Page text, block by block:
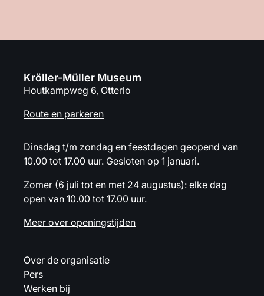
Kröller-Müller Museum
Houtkampweg 6, Otterlo
Route en parkeren
Dinsdag t/m zondag en feestdagen geopend van
10.00 tot 17.00 uur. Gesloten op 1 januari.
Zomer (6 juli tot en met 24 augustus): elke dag
open van 10.00 tot 17.00 uur.
Meer over openingstijden
Over de organisatie
Pers
Werken bij